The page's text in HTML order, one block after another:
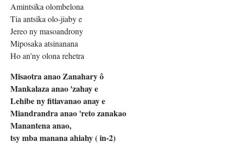
Amintsika olombelona
Tia antsika olo-jiaby e
Jereo ny masoandrony
Miposaka atsinanana
Ho an'ny olona rehetra
Misaotra anao Zanahary ô
Mankalaza anao 'zahay e
Lehibe ny fitiavanao anay e
Miandrandra anao 'reto zanakao
Manantena anao,
tsy mba manana ahiahy ( in-2)